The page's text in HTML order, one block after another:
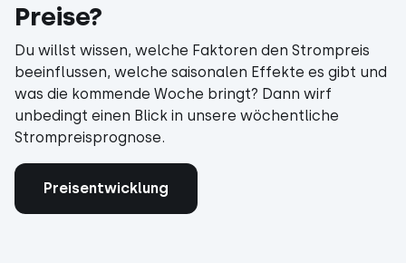
Preise?
Du willst wissen, welche Faktoren den Strompreis
beeinflussen, welche saisonalen Effekte es gibt und
was die kommende Woche bringt? Dann wirf
unbedingt einen Blick in unsere wöchentliche
Strompreisprognose.
Preisentwicklung